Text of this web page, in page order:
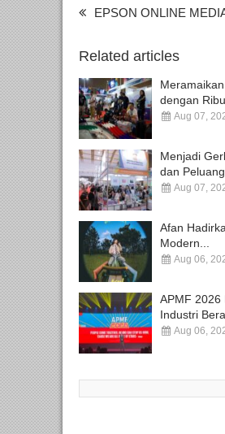
EPSON ONLINE
Related articles
dengan
Aug 07,
Menjadi
dan
Aug 07,
Afan
Modern...
Aug 06,
APMF 2026
Industri
Aug 06,